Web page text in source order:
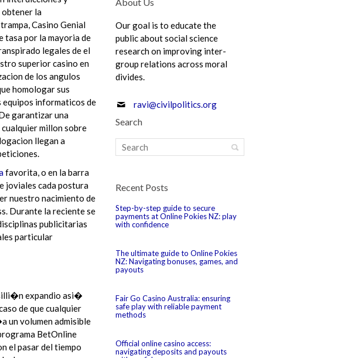
obtener la
Casino Genial
tasa por la mayoria de
legales de el
superior casino en
de los angulos
homologar sus
informaticos de
garantizar una
millon sobre
llegan a
favorita, o en la barra
joviales cada postura
nuestro nacimiento de
Durante la reciente se
publicitarias
particular
silli�n expandio asi�
de que cualquier
un volumen admisible
BetOnline
el pasar del tiempo
Our goal is to educate the
public about social science
research on improving inter-
group relations across moral
divides.
ravi@civilpolitics.org
Search
Recent Posts
Step-by-step guide to secure
payments at Online Pokies NZ: play
with confidence
The ultimate guide to Online Pokies
NZ: Navigating bonuses, games, and
payouts
Fair Go Casino Australia: ensuring
safe play with reliable payment
methods
Official online casino access:
navigating deposits and payouts